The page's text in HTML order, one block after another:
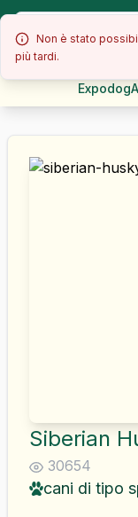
Non è stato
più tardi.
Expodog
Siberian
30654
cani di tipo